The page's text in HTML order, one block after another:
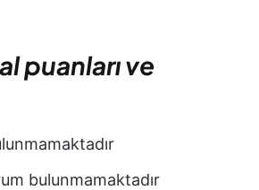
puanları ve
bulunmamaktadır